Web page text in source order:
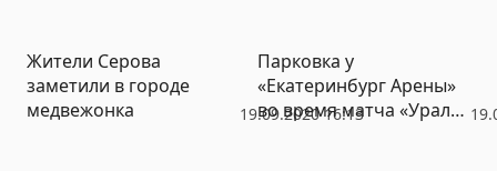
19.09.2020 16:13
Жители Серова
заметили в городе
медвежонка
Парковка у
«Екатеринбург Арены»
во время матча «Урал»